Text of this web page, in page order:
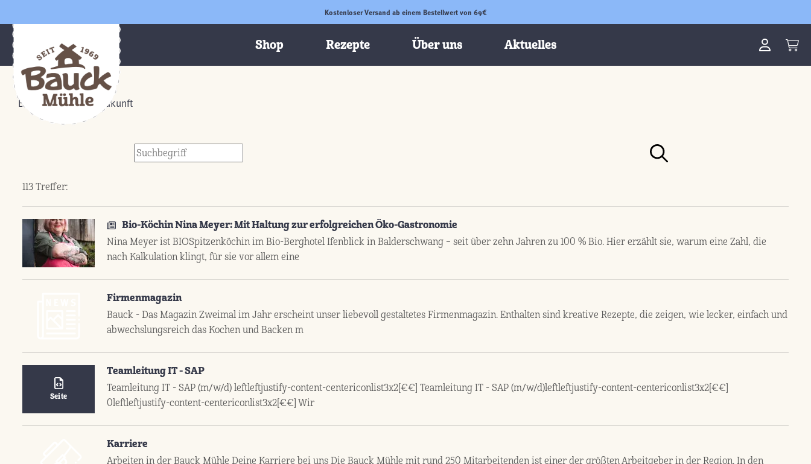
Kostenloser Versand ab einem Bestellwert von 69€
Shop Rezepte Über uns Aktuelles
Bio. Aus Liebe zur Zukunft
113 Treffer:
Bio-Köchin Nina Meyer: Mit Haltung zur erfolgreichen Öko-Gastronomie
Nina Meyer ist BIOSpitzenköchin im Bio-Berghotel Ifenblick in Balderschwang – seit über zehn Jahren zu 100 % Bio. Hier erzählt sie, warum eine Zahl, die
nach Kalkulation klingt, für sie vor allem eine
Firmenmagazin
Bauck - Das Magazin Zweimal im Jahr erscheint unser liebevoll gestaltetes Firmenmagazin. Enthalten sind kreative Rezepte, die zeigen, wie lecker, einfach und
abwechslungsreich das Kochen und Backen m
Seite
Teamleitung IT - SAP
Teamleitung IT - SAP (m/w/d) leftleftjustify-content-centericonlist3x2[€€] Teamleitung IT - SAP (m/w/d)leftleftjustify-content-centericonlist3x2[€€]
0leftleftjustify-content-centericonlist3x2[€€] Wir
Karriere
Arbeiten in der Bauck Mühle Deine Karriere bei uns Die Bauck Mühle mit rund 250 Mitarbeitenden ist einer der größten Arbeitgeber in der Region. In den